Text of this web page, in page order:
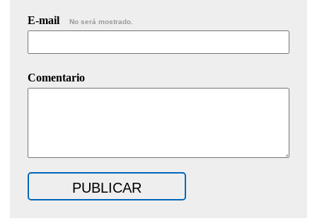
E-mail No será mostrado.
Comentario